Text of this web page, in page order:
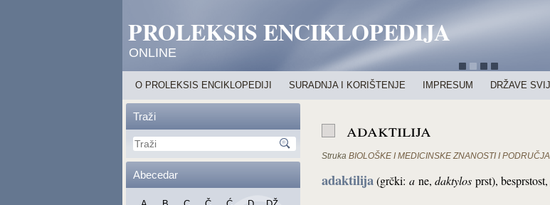
PROLEKSIS ENCIKLOPEDIJA
ONLINE
O PROLEKSIS ENCIKLOPEDIJI SURADNJA I KORIŠTENJE IMPRESUM DRŽAVE
Traži
Abecedar
adaktilija
Struka BIOLOŠKE I MEDICINSKE ZNANOSTI I PODRUČJA
adaktilija(grčki: a ne, daktylos prst),